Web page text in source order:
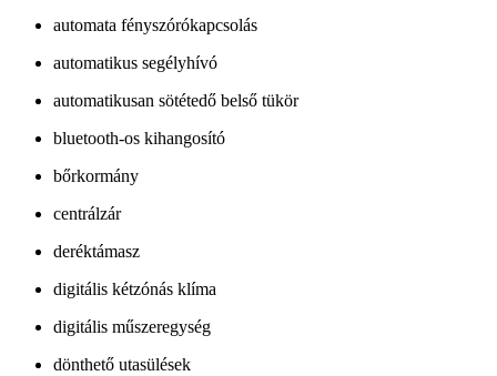
automata fényszórókapcsolás
automatikus segélyhívó
automatikusan sötétedő belső tükör
bluetooth-os kihangosító
bőrkormány
centrálzár
deréktámasz
digitális kétzónás klíma
digitális műszeregység
dönthető utasülések